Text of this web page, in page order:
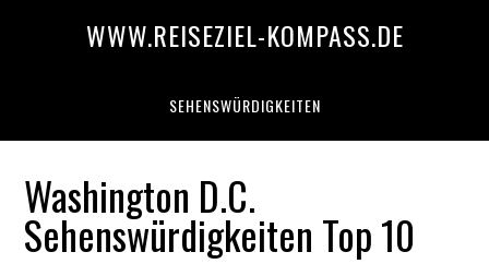
WWW.REISEZIEL-KOMPASS.DE
SEHENSWÜRDIGKEITEN
Washington D.C.
Sehenswürdigkeiten Top 10